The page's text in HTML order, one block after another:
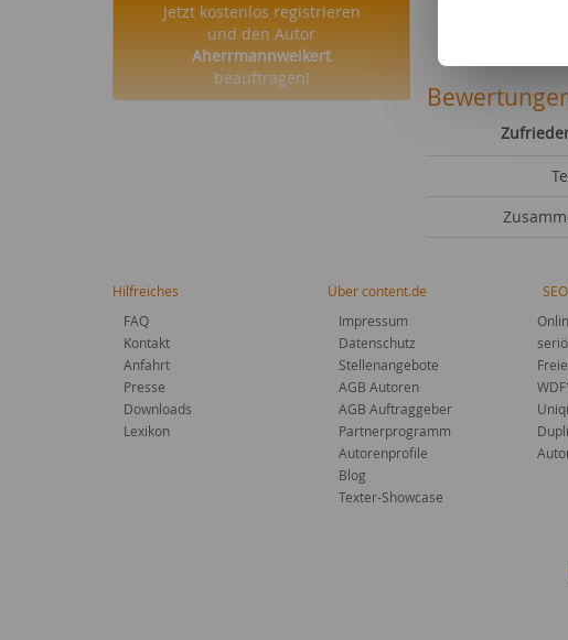
Jetzt kostenlos registrieren
und den Autor
Aherrmannweikert
beauftragen!
Gesellschaft &
Hilfreiches
FAQ
Kontakt
Anfahrt
Presse
Downloads
Lexikon
Über content.de
Impressum
Datenschutz
Stellenangebote
AGB Autoren
AGB Auftraggeber
Partnerprogramm
Autorenprofile
Blog
Texter-Showcase